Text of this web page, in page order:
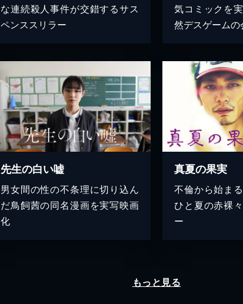
な連続殺人事件が交錯するサス
ペンススリラー
気コミックを
然デスゲームの
先生の白い嘘
男女間の性の不条理に切り込ん
だ鳥飼茜の同名漫画を実写映画
化
真夏の果実
不倫から始ま
ひと夏の赤裸
ー
もっと見る